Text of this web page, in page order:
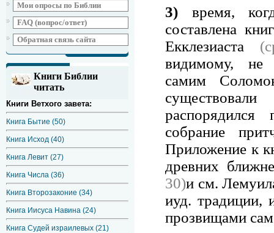
Мои опросы по Библии
FAQ (вопрос/ответ)
Обратная связь сайта
Книги Библии
читать
Книги Ветхого завета:
Книга Бытие (50)
Книга Исход (40)
Книга Левит (27)
Книга Числа (36)
Книга Второзаконие (34)
Книга Иисуса Навина (24)
Книга Судей израилевых (21)
3) время,
составлена
Екклезиаста
видимому, не
самим
собрание
Приложение к
древних
30)и см.
иуд.
прозвищами